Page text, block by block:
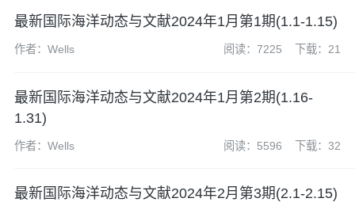
最新国际海洋动态与文献2024年1月第1期(1.1-1.15)
作者：Wells 阅读：7225 下载：21
最新国际海洋动态与文献2024年1月第2期(1.16-
1.31)
作者：Wells 阅读：5596 下载：32
最新国际海洋动态与文献2024年2月第3期(2.1-2.15)